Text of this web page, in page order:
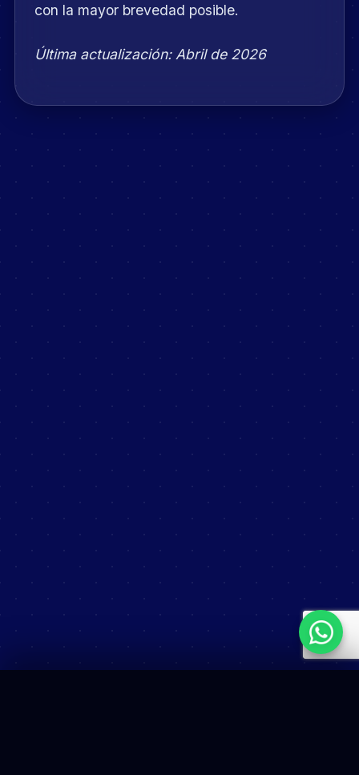
con la mayor brevedad posible.
Última actualización: Abril de 2026